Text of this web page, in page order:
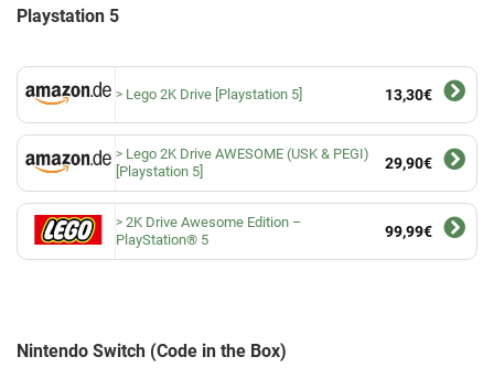
Playstation 5
Lego 2K Drive [Playstation 5] 13,30€
Lego 2K Drive AWESOME (USK & PEGI)
[Playstation 5]
29,90€
2K Drive Awesome Edition –
PlayStation® 5
99,99€
Nintendo Switch (Code in the Box)